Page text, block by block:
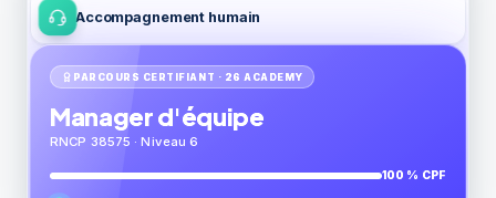
Accompagnement humain
PARCOURS CERTIFIANT · 26 ACADEMY
Manager d'équipe
RNCP 38575 · Niveau 6
100 % CPF